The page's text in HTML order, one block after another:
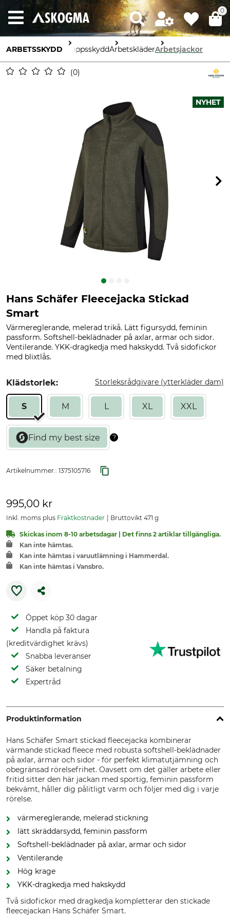
0
ARBETSSKYDD KroppsskyddArbetskläderArbetsjackor
0
NYHET
Hans Schäfer Fleecejacka Stickad
Smart
Värmereglerande, melerad trikå. Lätt figursydd, feminin
passform. Softshell-beklädnader på axlar, armar och sidor.
Ventilerande. YKK-dragkedja med hakskydd. Två sidofickor
med blixtlås.
Klädstorlek: Storleksrådgivare (ytterkläder dam)
S M L XL XXL
Artikelnummer.: 1375105716
995,00 kr
Inkl. moms plus Fraktkostnader Bruttovikt 471 g
Skickas inom 8-10 arbetsdagar | Det finns 2 artiklar tillgängliga.
Kan inte hämtas.
Kan inte hämtas i varuutlämning i Hammerdal.
Kan inte hämtas i Vansbro.
Öppet köp 30 dagar
Handla på faktura
(kreditvärdighet krävs)
Snabba leveranser
Säker betalning
Expertråd
Produktinformation
Hans Schäfer Smart stickad fleecejacka kombinerar
värmande stickad fleece med robusta softshell-beklädnader
på axlar, ärmar och sidor - för perfekt klimatutjämning och
obegränsad rörelsefrihet. Oavsett om det gäller arbete eller
fritid sitter den här jackan med sportig, feminin passform
bekvämt, håller dig pålitligt varm och följer med dig i varje
rörelse.
värmereglerande, melerad stickning
lätt skräddarsydd, feminin passform
Softshell-beklädnader på axlar, armar och sidor
Ventilerande
Hög krage
YKK-dragkedja med hakskydd
Två sidofickor med dragkedja kompletterar den stickade
fleecejackan Hans Schäfer Smart.